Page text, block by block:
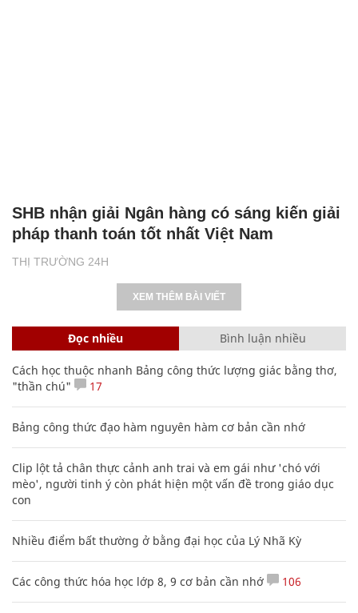
THỊ TRƯỜNG 24H
SHB nhận giải Ngân hàng có sáng kiến giải
pháp thanh toán tốt nhất Việt Nam
XEM THÊM BÀI VIẾT
Đọc nhiều Bình luận nhiều
Cách học thuộc nhanh Bảng công thức lượng giác bằng thơ,
"thần chú"
17
Bảng công thức đạo hàm nguyên hàm cơ bản cần nhớ
Clip lột tả chân thực cảnh anh trai và em gái như 'chó với
mèo', người tinh ý còn phát hiện một vấn đề trong giáo dục
con
Nhiều điểm bất thường ở bằng đại học của Lý Nhã Kỳ
Các công thức hóa học lớp 8, 9 cơ bản cần nhớ 106